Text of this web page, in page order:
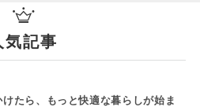
気記事
けたら、もっと快適な暮らしが始ま